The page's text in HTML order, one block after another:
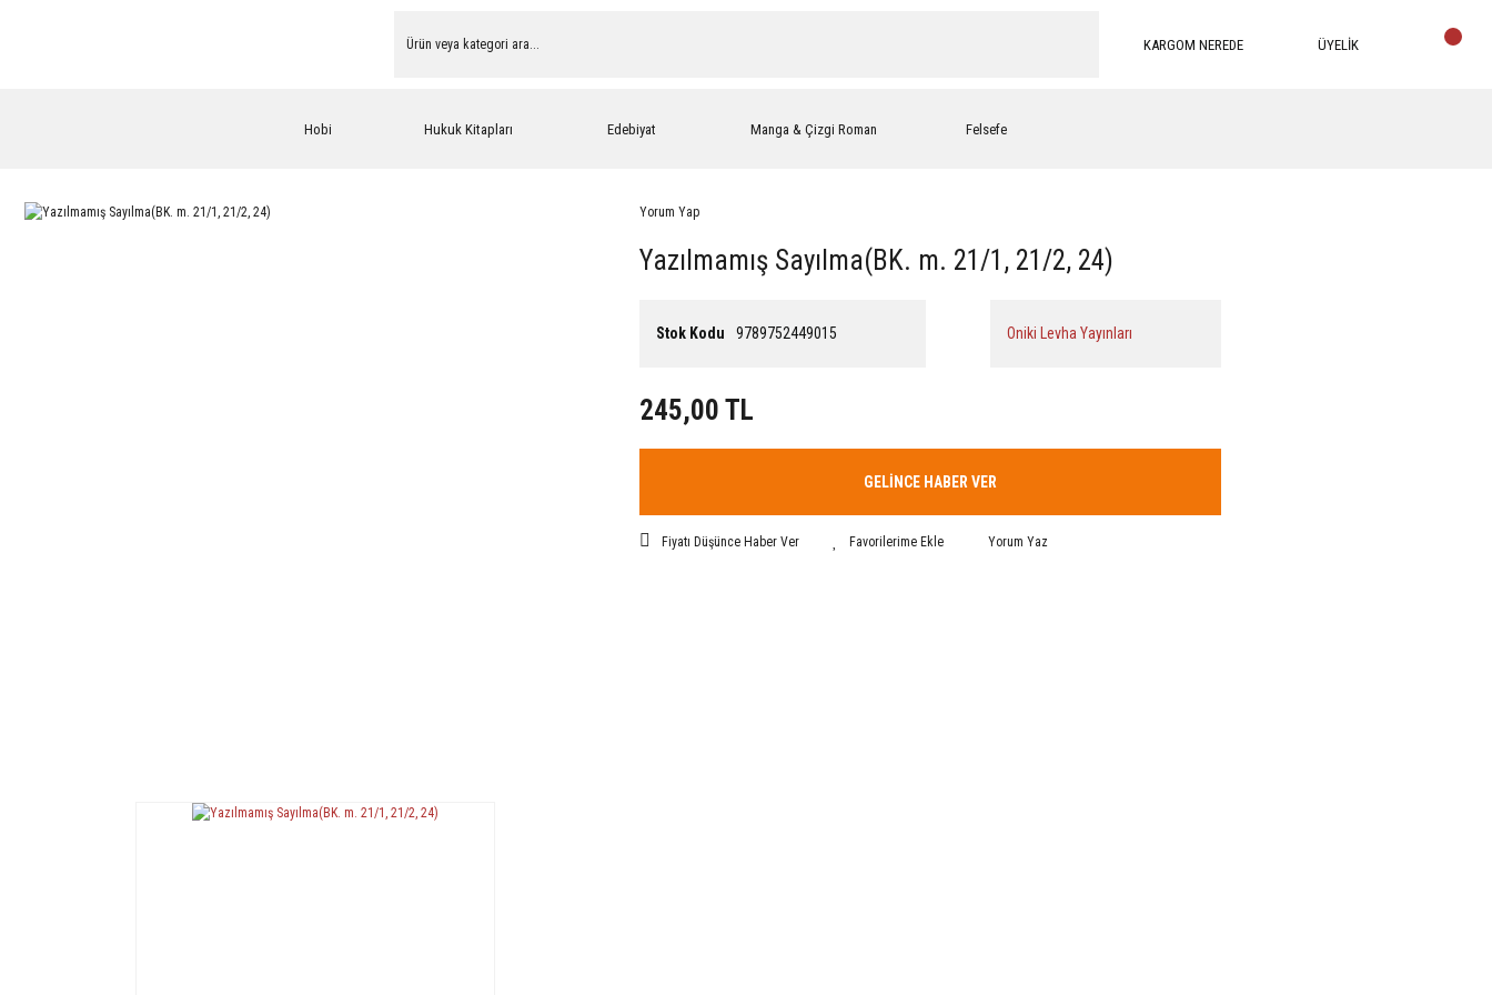
KARGOM NEREDE ÜYELİK
Hobi Hukuk Kitapları Edebiyat Manga & Çizgi Roman Felsefe
Yorum Yap
Yazılmamış Sayılma(BK. m. 21/1, 21/2, 24)
Stok Kodu 9789752449015 Oniki Levha Yayınları
245,00 TL
GELİNCE HABER VER
Fiyatı Düşünce Haber Ver Yorum Yaz